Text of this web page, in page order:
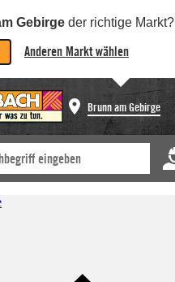
Gebirge der richtige Markt?
Anderen Markt wählen
Brunn am Gebirge